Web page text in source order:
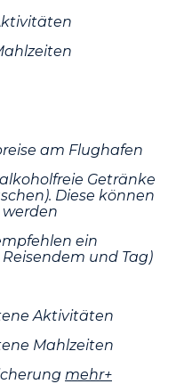
am Flughafen
Getränke
Diese können
ein
Reisendem und Tag)
Aktivitäten
Mahlzeiten
mehr+